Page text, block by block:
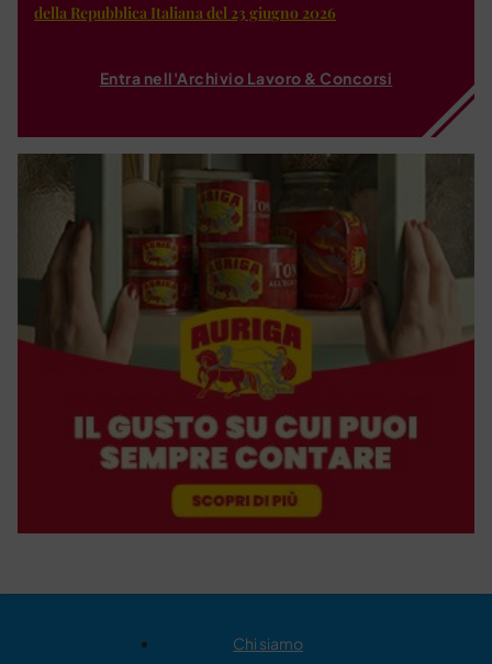
della Repubblica Italiana del 23 giugno 2026
Entra nell'Archivio Lavoro & Concorsi
Chi siamo